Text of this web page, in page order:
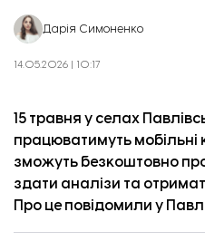
Дарія Симоненко
14.05.2026 | 10:17
15 травня у селах
працюватимуть мобільні
зможуть безкоштовно
здати аналізи та
Про цеповідомили у